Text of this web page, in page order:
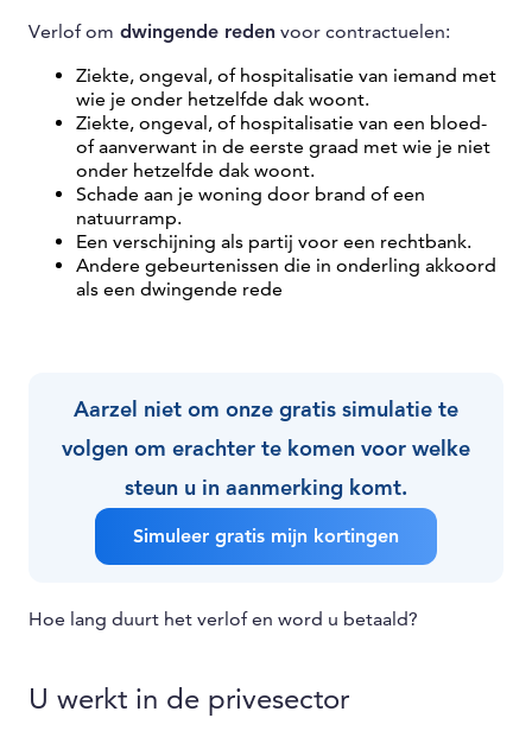
Verlof om dwingende reden voor contractuelen:
Ziekte, ongeval, of hospitalisatie van iemand met
wie je onder hetzelfde dak woont.
Ziekte, ongeval, of hospitalisatie van een bloed-
of aanverwant in de eerste graad met wie je niet
onder hetzelfde dak woont.
Schade aan je woning door brand of een
natuurramp.
Een verschijning als partij voor een rechtbank.
Andere gebeurtenissen die in onderling akkoord
als een dwingende rede
Aarzel niet om onze gratis simulatie te
volgen om erachter te komen voor welke
steun u in aanmerking komt.
Simuleer gratis mijn kortingen
Hoe lang duurt het verlof en word u betaald?
U werkt in de privesector